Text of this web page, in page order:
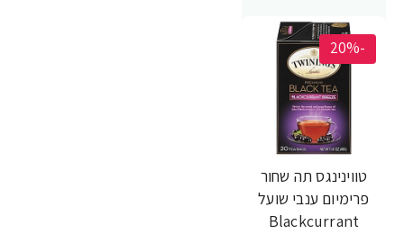
-20%
טווינינגס תה שחור
פרימיום ענבי שועל
Blackcurrant